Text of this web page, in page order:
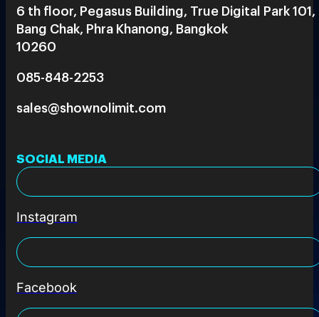
6 th floor, Pegasus Building, True Digital Park 101,
Bang Chak, Phra Khanong, Bangkok
10260
085-848-2253
sales@shownolimit.com
SOCIAL MEDIA
Instagram
Facebook